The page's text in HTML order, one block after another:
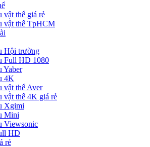
vật thể giá rẻ
vật thể TpHCM
Hội trường
Full HD 1080
Yaber
4K
vật thể Aver
vật thể 4K giá rẻ
Xgimi
Mini
Viewsonic
HD
rẻ